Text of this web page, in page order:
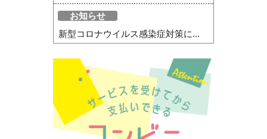
お知らせ
新型コロナウイルス感染症対策に...